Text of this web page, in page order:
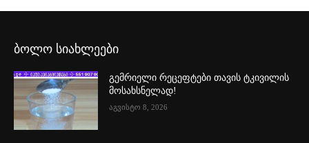
ბოლო სიახლეები
გემრიელი რეცეფტები თავის ტკივილის
მოსახსნელად!
აგვისტო 8, 2026